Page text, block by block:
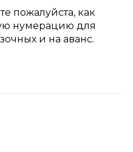
пожалуйста, как
нумерацию для
и на аванс.